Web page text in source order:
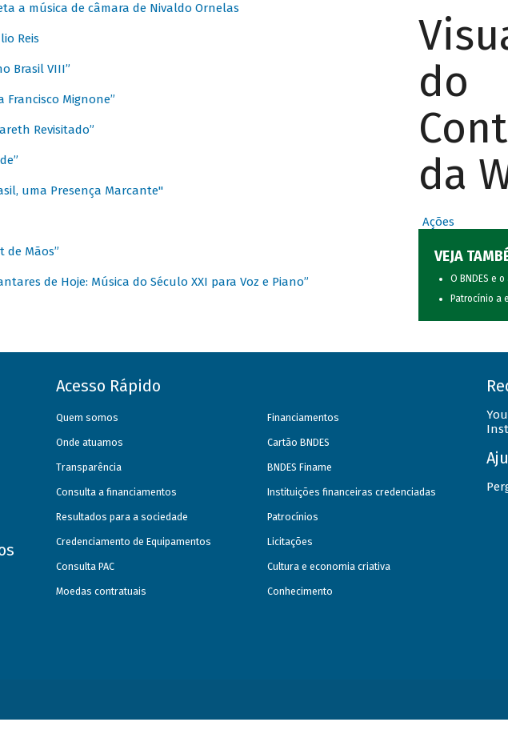
a música de câmara de Nivaldo Ornelas
Reis
Brasil VIII”
Mignone”
Revisitado”
uma Presença Marcante"
de Mãos”
de Hoje: Música do Século XXI para Voz e Piano”
do
da
Ações
VEJA
O BNDES e
Patrocínio a
Acesso Rápido
Quem somos
Onde atuamos
Transparência
Consulta a financiamentos
Resultados para a sociedade
Credenciamento de Equipamentos
Consulta PAC
Moedas contratuais
Financiamentos
Cartão BNDES
BNDES Finame
Instituições financeiras credenciadas
Patrocínios
Licitações
Cultura e economia criativa
Conhecimento